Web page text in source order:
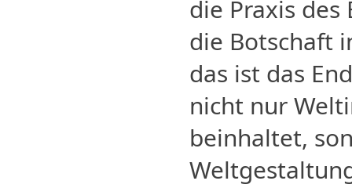
die Praxis des
die Botschaft
das ist das
nicht nur
beinhaltet,